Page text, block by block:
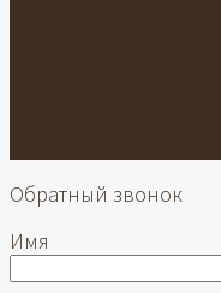
Обратный звонок
Имя